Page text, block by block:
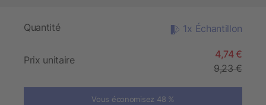
Quantité 1x Échantillon
Prix unitaire
4,74 €
9,23 €
Vous économisez 48 %